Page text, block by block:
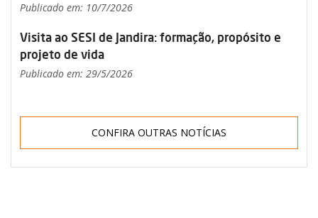
Publicado em: 10/7/2026
Visita ao SESI de Jandira: formação, propósito e
projeto de vida
Publicado em: 29/5/2026
CONFIRA OUTRAS NOTÍCIAS